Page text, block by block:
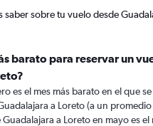
saber sobre tu vuelo desde
barato para reservar un
es el mes más barato en el que
a Loreto (a un
a Loreto en mayo es el